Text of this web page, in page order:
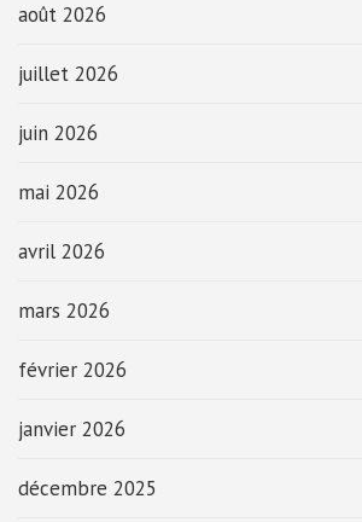
août 2026
juillet 2026
juin 2026
mai 2026
avril 2026
mars 2026
février 2026
janvier 2026
décembre 2025